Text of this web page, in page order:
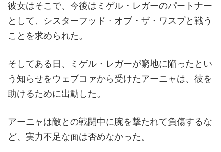
彼女はそこで、今後はミゲル・レガーのパートナー
として、シスターフッド・オブ・ザ・ワスプと戦う
ことを求められた。
そしてある日、ミゲル・レガーが窮地に陥ったとい
う知らせをウェブコァから受けたアーニャは、彼を
助けるために出動した。
アーニャは敵との戦闘中に腕を撃たれて負傷するな
ど、実力不足な面は否めなかった。